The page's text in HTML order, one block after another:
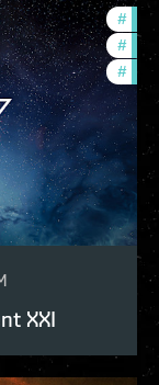
#
#
#
XXI